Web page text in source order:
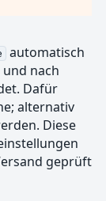
automatisch
nach
Dafür
alternativ
Diese
geprüft